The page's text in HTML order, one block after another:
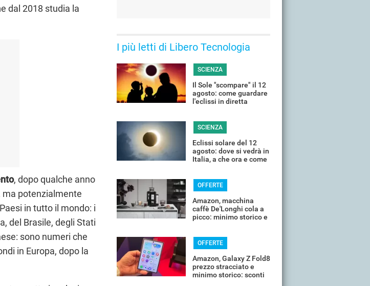
dal 2018 studia la
, dopo qualche anno
ma potenzialmente
in tutto il mondo: i
del Brasile, degli Stati
sono numeri che
in Europa, dopo la
I più letti di Libero Tecnologia
SCIENZA
Il Sole "scompare" il 12
agosto: come guardare
l'eclissi in diretta
SCIENZA
Eclissi solare del 12
agosto: dove si vedrà in
Italia, a che ora e come
OFFERTE
Amazon, macchina
caffè De'Longhi cola a
picco: minimo storico e
OFFERTE
Amazon, Galaxy Z Fold8
prezzo stracciato e
minimo storico: sconti